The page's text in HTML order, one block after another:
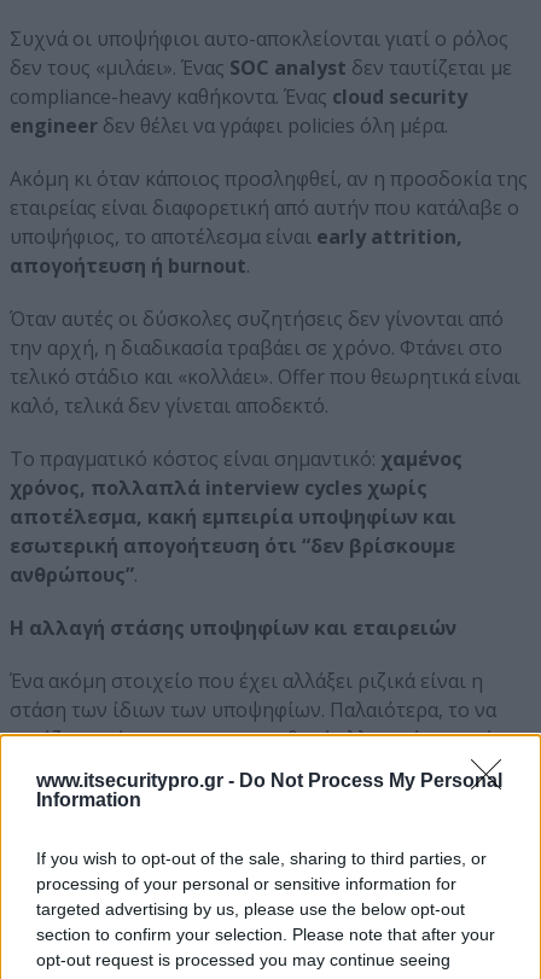
www.itsecuritypro.gr - Do Not Process My Personal
Information
If you wish to opt-out of the sale, sharing to third parties, or
processing of your personal or sensitive information for
targeted advertising by us, please use the below opt-out
section to confirm your selection. Please note that after your
opt-out request is processed you may continue seeing
Συχνά οι υποψήφιοι αυτο-αποκλείονται γιατί ο ρόλος
δεν τους «μιλάει». Ένας SOC analyst δεν ταυτίζεται με
compliance-heavy καθήκοντα. Ένας cloud security
engineer δεν θέλει να γράφει policies όλη μέρα.
Ακόμη κι όταν κάποιος προσληφθεί, αν η προσδοκία της
εταιρείας είναι διαφορετική από αυτήν που κατάλαβε ο
υποψήφιος, το αποτέλεσμα είναι early attrition,
απογοήτευση ή burnout.
Όταν αυτές οι δύσκολες συζητήσεις δεν γίνονται από
την αρχή, η διαδικασία τραβάει σε χρόνο. Φτάνει στο
τελικό στάδιο και «κολλάει». Offer που θεωρητικά είναι
καλό, τελικά δεν γίνεται αποδεκτό.
Το πραγματικό κόστος είναι σημαντικό: χαμένος
χρόνος, πολλαπλά interview cycles χωρίς
αποτέλεσμα, κακή εμπειρία υποψηφίων και
εσωτερική απογοήτευση ότι “δεν βρίσκουμε
ανθρώπους”.
Η αλλαγή στάσης υποψηφίων και εταιρειών
Ένα ακόμη στοιχείο που έχει αλλάξει ριζικά είναι η
στάση των ίδιων των υποψηφίων. Παλαιότερα, το να
εργάζεται κάποιος σε μια «σταθερή ελληνική εταιρεία»
αποτελούσε ισχυρό πλεονέκτημα.
διεθνή περιβάλλοντα με ώριμες ομάδες, ξεκάθαρες
δομές και ανταγωνιστικά benefits. Συζητούν για
scope ρόλου, στρατηγική ασφάλειας, reporting lines,
budget και ομάδα.